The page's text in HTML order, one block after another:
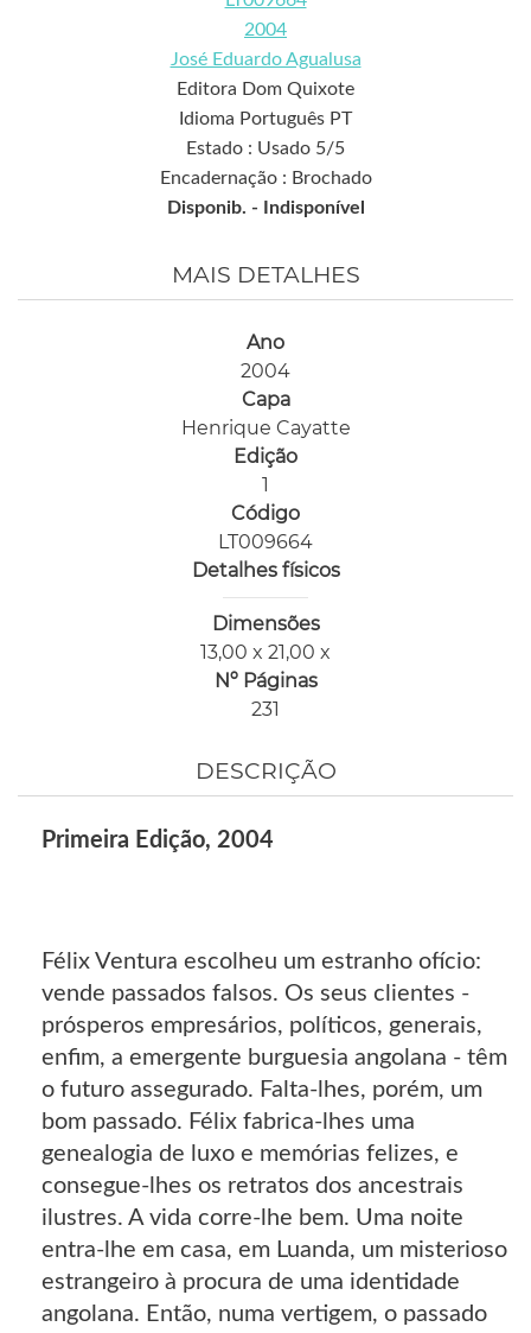
2004
José Eduardo Agualusa
Editora Dom Quixote
Idioma Português PT
Estado : Usado 5/5
Encadernação : Brochado
Disponib. -
Indisponível
MAIS DETALHES
Ano
2004
Capa
Henrique Cayatte
Edição
1
Código
LT009664
Detalhes físicos
Dimensões
13,00 x 21,00 x
Nº Páginas
231
DESCRIÇÃO
Primeira Edição, 2004
Félix Ventura escolheu um estranho ofício:
vende passados falsos. Os seus clientes -
prósperos empresários, políticos, generais,
enfim, a emergente burguesia angolana - têm
o futuro assegurado. Falta-lhes, porém, um
bom passado. Félix fabrica-lhes uma
genealogia de luxo e memórias felizes, e
consegue-lhes os retratos dos ancestrais
ilustres. A vida corre-lhe bem. Uma noite
entra-lhe em casa, em Luanda, um misterioso
estrangeiro à procura de uma identidade
angolana. Então, numa vertigem, o passado